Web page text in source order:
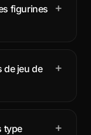
figurines
+
de jeu de
+
type
+